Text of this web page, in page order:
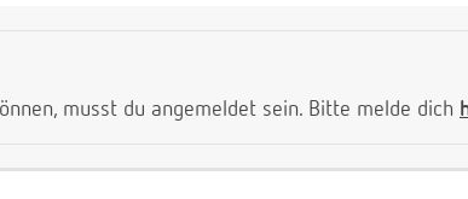
musst du angemeldet sein. Bitte melde dich